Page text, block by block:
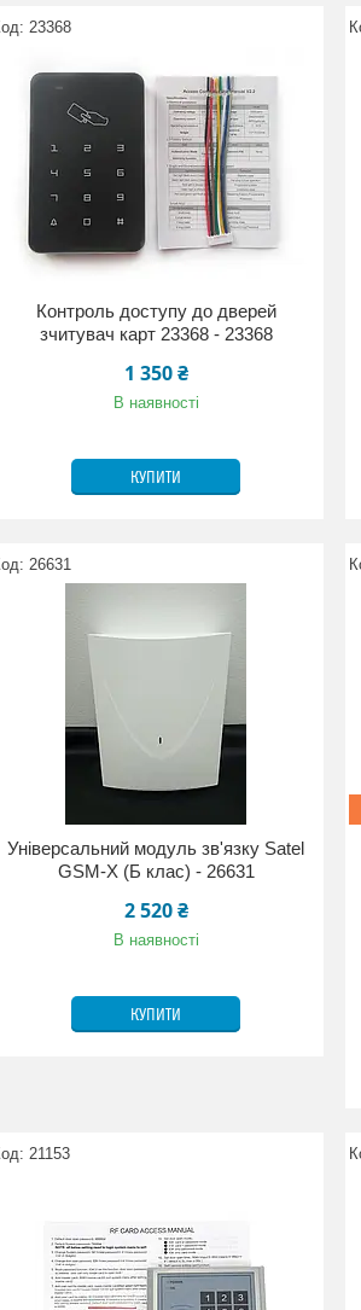
23368
Контроль доступу до дверей
зчитувач карт 23368 - 23368
1 350 ₴
В наявності
КУПИТИ
26631
Універсальний модуль зв'язку Satel
GSM-X (Б клас) - 26631
2 520 ₴
В наявності
КУПИТИ
21153